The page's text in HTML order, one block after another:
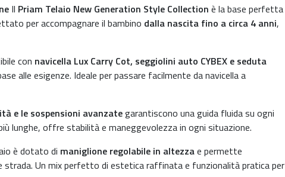
Il Priam Telaio New Generation Style Collection è la base perfetta
per accompagnare il bambino dalla nascita fino a circa 4 anni,
con navicella Lux Carry Cot, seggiolini auto CYBEX e seduta
alle esigenze. Ideale per passare facilmente da navicella a
e le sospensioni avanzategarantiscono una guida fluida su ogni
lunghe, offre stabilità e maneggevolezza in ogni situazione.
è dotato di maniglione regolabile in altezzae permette
Un mix perfetto di estetica raffinata e funzionalità pratica per